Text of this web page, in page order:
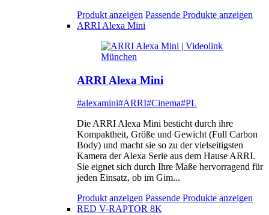
Produkt anzeigen Passende Produkte anzeigen
ARRI Alexa Mini
ARRI Alexa Mini
#alexamini#ARRI#Cinema#PL
Die ARRI Alexa Mini besticht durch ihre
Kompaktheit, Größe und Gewicht (Full Carbon
Body) und macht sie so zu der vielseitigsten
Kamera der Alexa Serie aus dem Hause ARRI.
Sie eignet sich durch Ihre Maße hervorragend für
jeden Einsatz, ob im Gim...
Produkt anzeigen Passende Produkte anzeigen
RED V-RAPTOR 8K